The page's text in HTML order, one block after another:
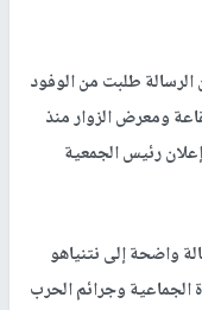
طلبت من الوفود
ومعرض الزوار منذ
رئيس الجمعية
واضحة إلى نتنياهو
الجماعية وجرائم الحرب